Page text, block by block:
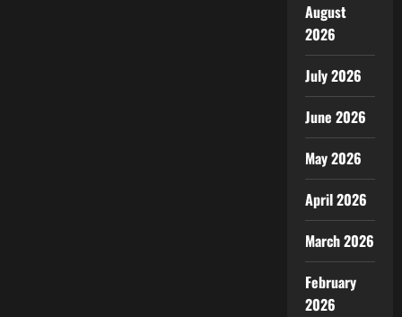
August
2026
July 2026
June 2026
May 2026
April 2026
March 2026
February
2026